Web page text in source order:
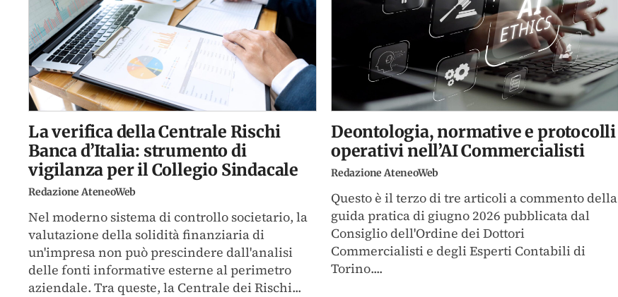
La verifica della Centrale Rischi
Banca d’Italia: strumento di
vigilanza per il Collegio Sindacale
Redazione AteneoWeb
Nel moderno sistema di controllo societario, la
valutazione della solidità finanziaria di
un'impresa non può prescindere dall'analisi
delle fonti informative esterne al perimetro
aziendale. Tra queste, la Centrale dei Rischi...
Deontologia, normative e protocolli
operativi nell’AI Commercialisti
Redazione AteneoWeb
Questo è il terzo di tre articoli a commento della
guida pratica di giugno 2026 pubblicata dal
Consiglio dell'Ordine dei Dottori
Commercialisti e degli Esperti Contabili di
Torino....